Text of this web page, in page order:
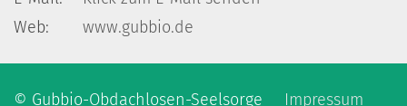
Web:
www.gubbio.de
© Gubbio-Obdachlosen-Seelsorge
Impressum